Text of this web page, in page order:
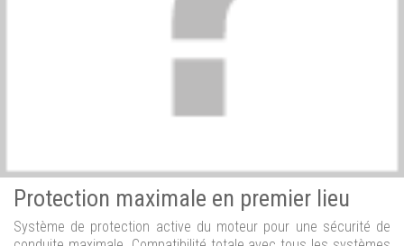
Protection maximale en premier lieu
Système de protection active du moteur pour une sécurité de